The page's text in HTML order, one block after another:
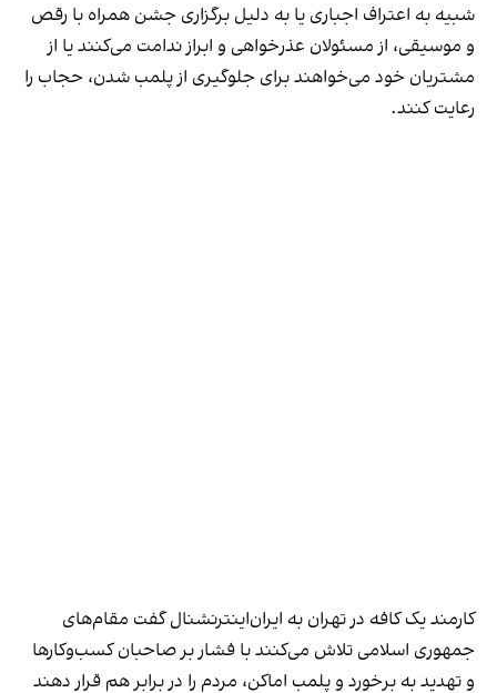
شبیه به اعتراف اجباری یا به دلیل برگزاری جشن همراه با رقص
و موسیقی، از مسئولان عذرخواهی و ابراز ندامت می‌کنند یا از
مشتریان خود می‌خواهند برای جلوگیری از پلمب شدن، حجاب را
رعایت کنند.
کارمند یک کافه در تهران به ایران‌اینترنشنال گفت مقام‌های
جمهوری اسلامی تلاش می‌کنند با فشار بر صاحبان کسب‌وکارها
و تهدید به برخورد و پلمب اماکن، مردم را در برابر هم قرار دهند